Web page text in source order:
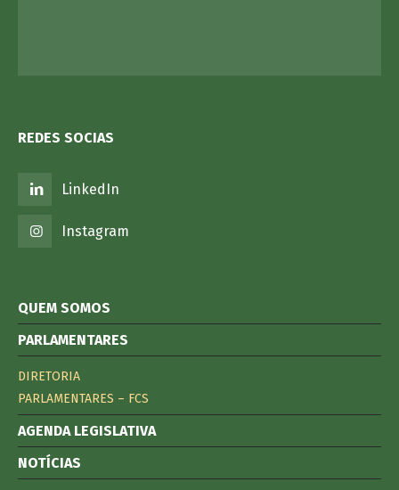
REDES SOCIAS
LinkedIn
Instagram
QUEM SOMOS
PARLAMENTARES
DIRETORIA
PARLAMENTARES – FCS
AGENDA LEGISLATIVA
NOTÍCIAS